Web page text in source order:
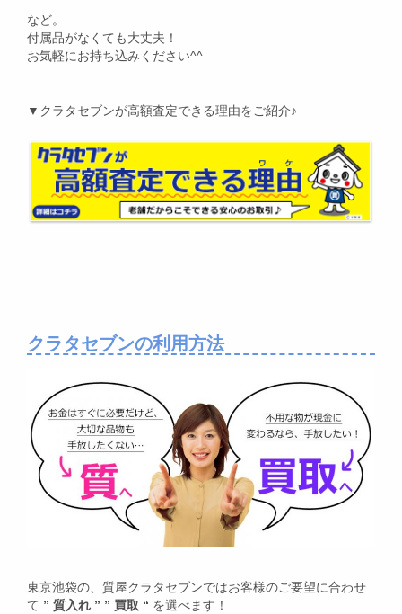
など。
付属品がなくても大丈夫！
お気軽にお持ち込みください^^
▼クラタセブンが高額査定できる理由をご紹介♪
クラタセブンの利用方法
東京池袋の、質屋クラタセブンではお客様のご要望に合わせ
て ” 質入れ ” ” 買取 “ を選べます！